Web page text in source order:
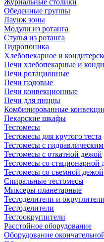
Журнальные столики
Обеденные группы
Лаунж зоны
Модули из ротанга
Стулья из ротанга
Гидропоника
Хлебопекарное и
Печи хлебопекарные и
Печи ротационные
Печи подовые
Печи конвекционные
Печи для пиццы
Комбинированные
Пекарские шкафы
Тестомесы
Тестомесы для крутого теста
Тестомесы с
Тестомесы с откатной дежой
Тестомесы со стационарной
Тестомесы со съемной дежой
Спиральные тестомесы
Миксеры планетарные
Тестоделители и округлители
Тестоделители
Тестоокруглители
Расстойное оборудование
Оборудование